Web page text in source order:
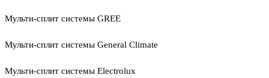
Мульти-сплит системы GREE
Мульти-сплит системы General Climate
Мульти-сплит системы Electrolux